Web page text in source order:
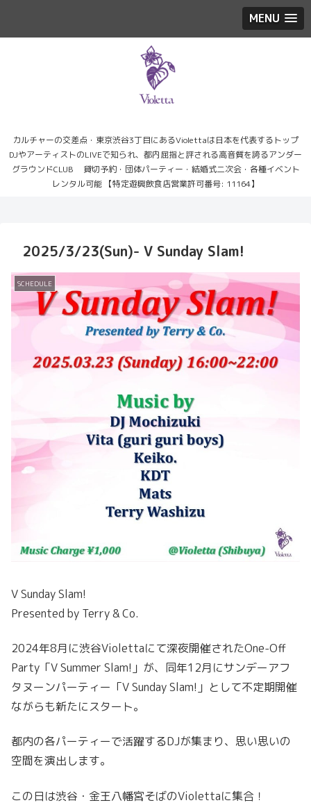
MENU
カルチャーの交差点・東京渋谷3丁目にあるViolettaは日本を代表するトップ
DJやアーティストのLIVEで知られ、都内屈指と評される高音質を誇るアンダー
グラウンドCLUB 貸切予約・団体パーティー・結婚式二次会・各種イベント
レンタル可能 【特定遊興飲食店営業許可番号: 11164】
2025/3/23(Sun)- V Sunday Slam!
SCHEDULE
V Sunday Slam!
Presented by Terry & Co.
2024年8月に渋谷Violettaにて深夜開催されたOne-Off
Party「V Summer Slam!」が、同年12月にサンデーアフ
タヌーンパーティー「V Sunday Slam!」として不定期開催
ながらも新たにスタート。
都内の各パーティーで活躍するDJが集まり、思い思いの
空間を演出します。
この日は渋谷・金王八幡宮そばのViolettaに集合！